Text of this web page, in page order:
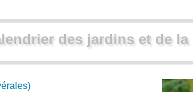
des jardins et de la